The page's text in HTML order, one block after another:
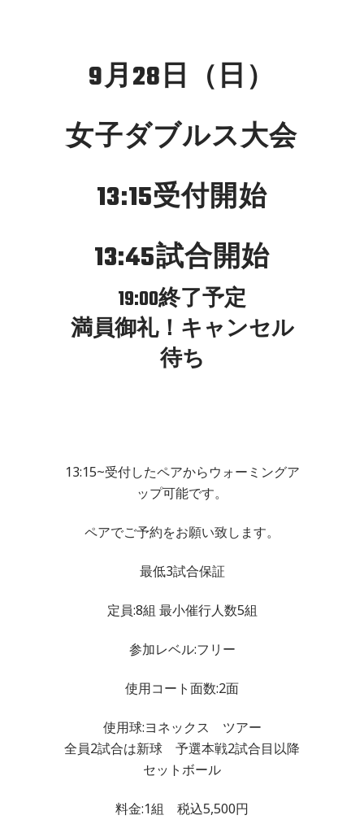
9月28日（日）
女子ダブルス大会
13:15受付開始
13:45試合開始
19:00終了予定
満員御礼！キャンセル
待ち
13:15~受付したペアからウォーミングア
ップ可能です。
ペアでご予約をお願い致します。
最低3試合保証
定員:8組 最小催行人数5組
参加レベル:フリー
使用コート面数:2面
使用球:ヨネックス ツアー
全員2試合は新球 予選本戦2試合目以降
セットボール
料金:1組 税込5,500円